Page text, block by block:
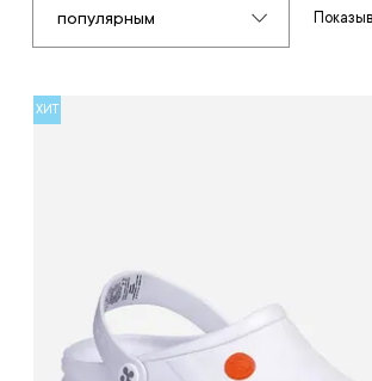
популярным
ХИТ